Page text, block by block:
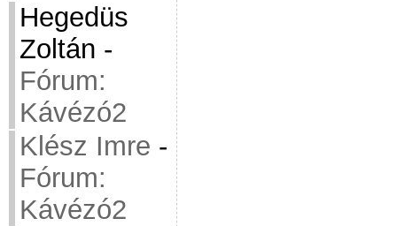
Hegedüs
Zoltán -
Fórum:
Kávézó2
Klész Imre -
Fórum:
Kávézó2